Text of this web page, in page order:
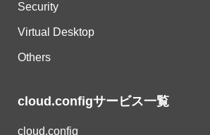
Security
Virtual Desktop
Others
cloud.configサービス一覧
cloud.config